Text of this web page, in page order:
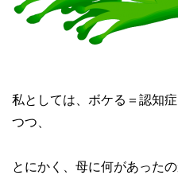
私としては、ボケる＝認知
つつ、
とにかく、母に何があったの